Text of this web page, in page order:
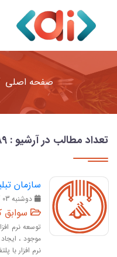
صفحه اصلی
تعداد مطالب در آرشیو : 89 مورد یافت شد
سازمان
دوشنبه 03 آبان 1400
سوابق
توسعه نرم
موجود ،
نرم افزار با